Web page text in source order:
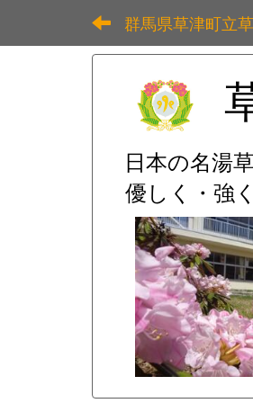
群馬県草津町立
日本の名湯
優しく・強